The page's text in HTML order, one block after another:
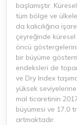
başlamıştır.
tüm bölge ve
da kalıcılığına
çeyreğinde
öncü
bir büyüme
endeksleri de
ve Dry Index
yüksek
mal ticaretinin
büyümesi ve 17,0
artmaktadır.